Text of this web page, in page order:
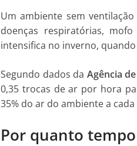
Um ambiente sem
doenças respiratórias,
intensifica no inverno,
Segundo dados da Agência
0,35 trocas de ar por hora
35% do ar do ambiente a
Por quanto